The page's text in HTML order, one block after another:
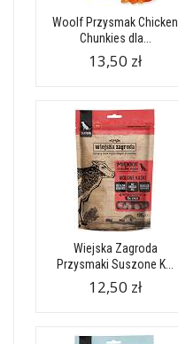
Woolf Przysmak Chicken
Chunkies dla...
13,50 zł
Wiejska Zagroda
Przysmaki Suszone K...
12,50 zł